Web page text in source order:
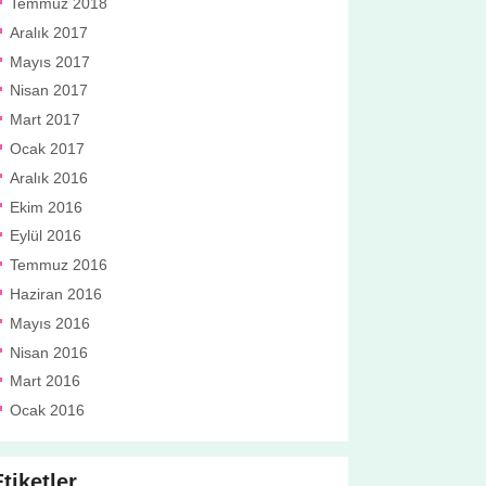
Aralık 2017
Mayıs 2017
Nisan 2017
Mart 2017
Ocak 2017
Aralık 2016
Ekim 2016
Eylül 2016
Temmuz 2016
Haziran 2016
Mayıs 2016
Nisan 2016
Mart 2016
Ocak 2016